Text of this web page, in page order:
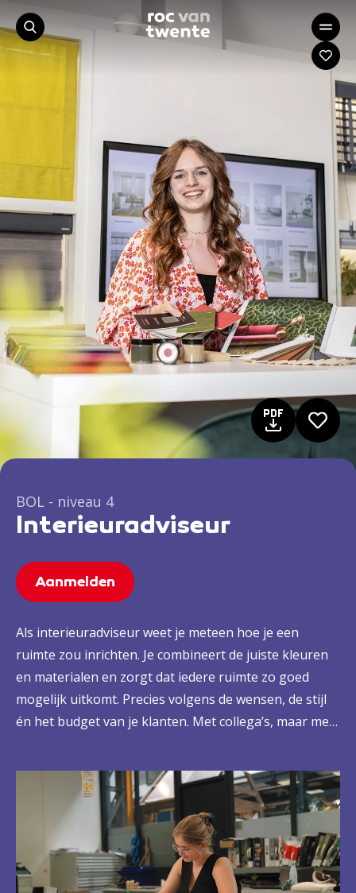
BOL - niveau 4
Interieuradviseur
Aanmelden
Als interieuradviseur weet je meteen hoe je een
ruimte zou inrichten. Je combineert de juiste kleuren
en materialen en zorgt dat iedere ruimte zo goed
mogelijk uitkomt. Precies volgens de wensen, de stijl
én het budget van je klanten. Met collega’s, maar met